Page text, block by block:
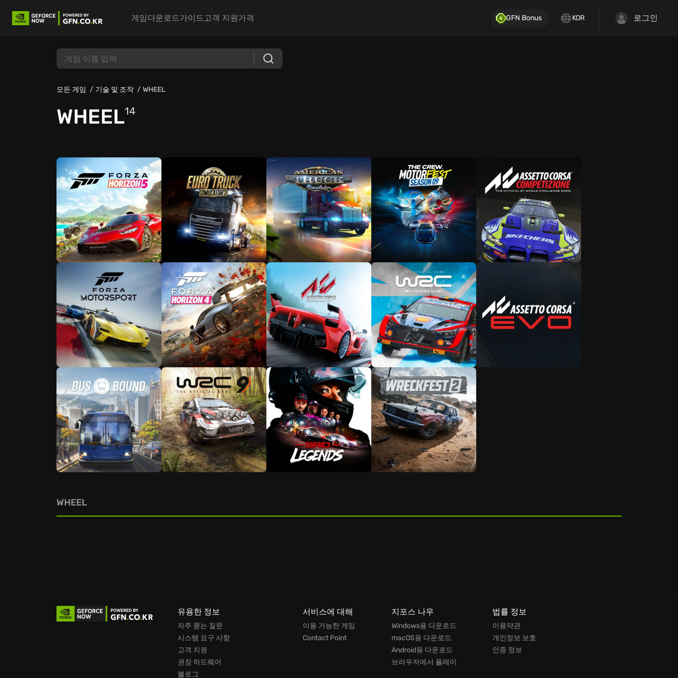
게임다운로드가이드고객 지원가격 GFN Bonus KOR 로그인
모든 게임 기술 및 조작 WHEEL
WHEEL14
WHEEL
유용한 정보
자주 묻는 질문
시스템 요구 사항
고객 지원
권장 하드웨어
블로그
서비스에 대해
이용 가능한 게임
Contact Point
지포스 나우
Windows용 다운로드
macOS용 다운로드
Android용 다운로드
브라우저에서 플레이
법률 정보
이용약관
개인정보 보호
인증 정보